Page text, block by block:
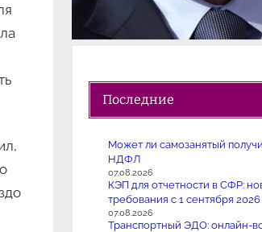
Последние
Может ли самозанятый
НДФЛ
07.08.2026
КЭП для отчетности в СФР:
требования с 1 сентября 2026
07.08.2026
Транспортный ЭДО: онлайн-